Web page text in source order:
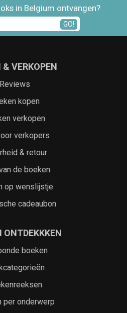
in Belgium ontvangen?
GO!
& VERKOPEN
Reviews
kopen
verkopen
verkopers
& retour
de boeken
op wenslijstje
cadeaubon
ONTDEKKKEN
boeken
per onderwerp